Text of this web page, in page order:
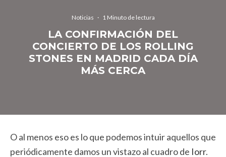
Noticias · 1 Minuto de lectura
LA CONFIRMACIÓN DEL
CONCIERTO DE LOS ROLLING
STONES EN MADRID CADA DÍA
MÁS CERCA
O al menos eso es lo que podemos intuir aquellos que
periódicamente damos un vistazo al cuadro de Iorr.